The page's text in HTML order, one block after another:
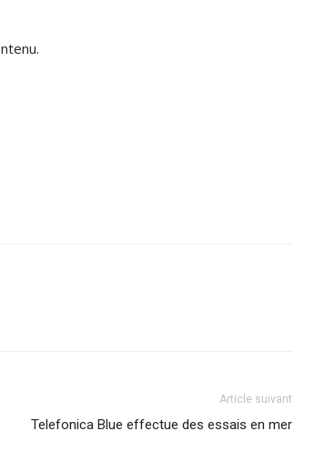
Article suivant
Telefonica Blue effectue des essais en mer